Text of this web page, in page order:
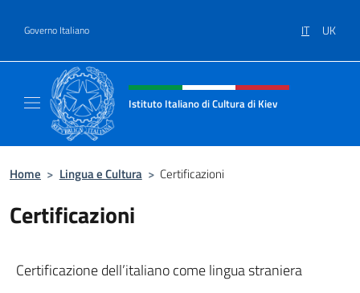
Governo Italiano IT UK
Intestazione sito, social e menù
Istituto Italiano di Cultura di Kiev
Home > Lingua e Cultura > Certificazioni
Certificazioni
Certificazione dell’italiano come lingua straniera